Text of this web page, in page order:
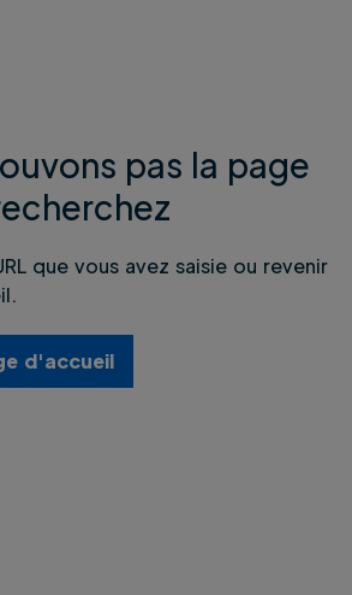
pas la page
que vous avez saisie ou revenir
d'accueil